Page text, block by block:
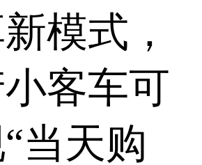
模式，
客车可
当天购